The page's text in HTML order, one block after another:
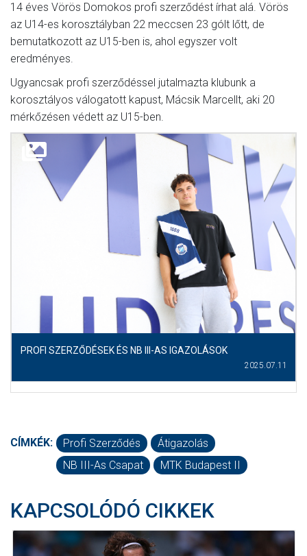
14 éves Vörös Domokos profi szerződést írhat alá. Vörös
az U14-es korosztályban 22 meccsen 23 gólt lőtt, de
bemutatkozott az U15-ben is, ahol egyszer volt
eredményes.
Ugyancsak profi szerződéssel jutalmazta klubunk a
korosztályos válogatott kapust, Mácsik Marcellt, aki 20
mérkőzésen védett az U15-ben.
PROFI SZERZŐDÉSEK ÉS NB III-AS IGAZOLÁSOK
2025.07.11
CÍMKÉK: Profi Szerződés
Átigazolás
NB III-As Csapat
MTK Budapest II
KAPCSOLÓDÓ CIKKEK